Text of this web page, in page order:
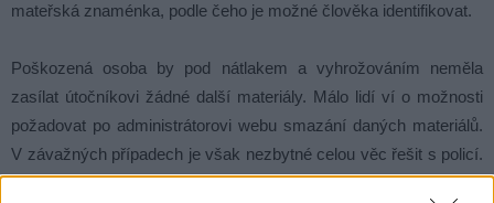
mateřská znaménka, podle čeho je možné člověka identifikovat.
Poškozená osoba by pod nátlakem a vyhrožováním neměla
zasílat útočníkovi žádné další materiály. Málo lidí ví o možnosti
požadovat po administrátorovi webu smazání daných materiálů.
V závažných případech je však nezbytné celou věc řešit s policí.
V takovém případě je důležité uchovat veškerou komunikaci